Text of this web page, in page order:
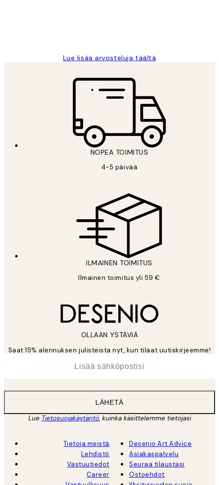
Lue lisää arvosteluja täältä
NOPEA TOIMITUS
4-5 päivää
ILMAINEN TOIMITUS
Ilmainen toimitus yli 59 €
OLLAAN YSTÄVIÄ
Saat 15% alennuksen julisteista nyt, kun tilaat uutiskirjeemme!
LÄHETÄ
Lue Tietosuojakäytäntö, kuinka käsittelemme tietojasi
Tietoja meistä
Lehdistö
Vastuutiedot
Career
Desenio Art Advice
Asiakaspalvelu
Seuraa tilaustasi
Ostoehdot